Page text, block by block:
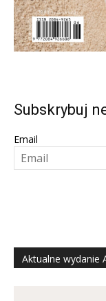
Subskrybuj
Email
Aktualne wydanie